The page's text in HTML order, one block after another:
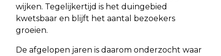
wijken. Tegelijkertijd is het duingebied
kwetsbaar en blijft het aantal bezoekers
groeien.
De afgelopen jaren is daarom onderzocht waar